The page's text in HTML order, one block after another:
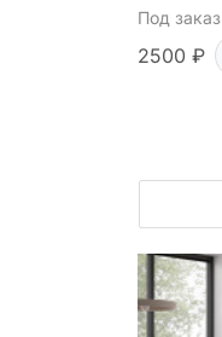
Под заказ
2500 ₽